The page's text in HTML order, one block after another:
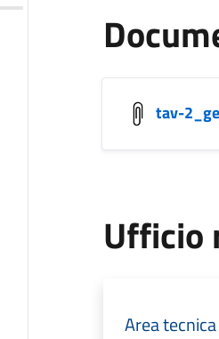
tav-
Ufficio
Area tecnica